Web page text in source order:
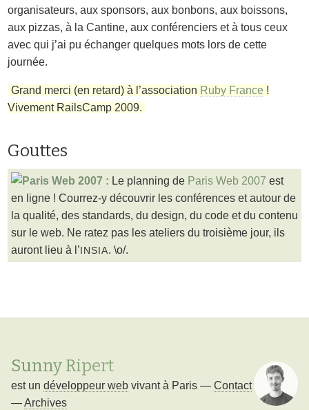
organisateurs, aux sponsors, aux bonbons, aux boissons,
aux pizzas, à la Cantine, aux conférenciers et à tous ceux
avec qui j’ai pu échanger quelques mots lors de cette
journée.
Grand merci (en retard) à l’association Ruby France !
Vivement RailsCamp 2009.
Gouttes
Le planning de Paris Web 2007 est
en ligne ! Courrez-y découvrir les conférences et autour de
la qualité, des standards, du design, du code et du contenu
sur le web. Ne ratez pas les ateliers du troisième jour, ils
auront lieu à l’INSIA. \o/.
Sunny Ripert
est un développeur web vivant à Paris — Contact
—Archives